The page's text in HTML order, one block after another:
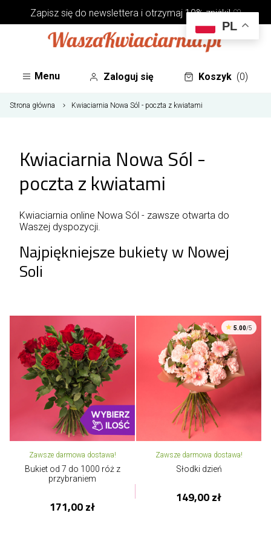
Zapisz się do newsletterai otrzymaj 10% zniżki! ♡
Menu Zaloguj się Koszyk (0)
Strona główna Kwiaciarnia Nowa Sól - poczta z kwiatami
Kwiaciarnia Nowa Sól -
poczta z kwiatami
Kwiaciarnia online Nowa Sól - zawsze otwarta do
Waszej dyspozycji.
Najpiękniejsze bukiety w Nowej
Soli
Zawsze darmowa dostawa!
Bukiet od 7 do 1000 róż z
przybraniem
171,00 zł
5.00/5
Zawsze darmowa dostawa!
Słodki dzień
149,00 zł
PL